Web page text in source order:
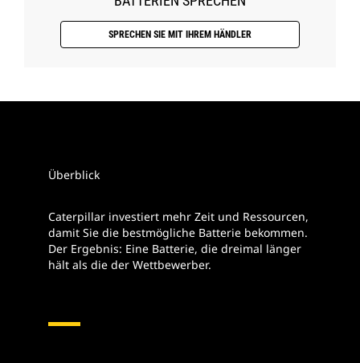
SPRECHEN SIE MIT IHREM HÄNDLER
Überblick
Caterpillar investiert mehr Zeit und Ressourcen,
damit Sie die bestmögliche Batterie bekommen.
Der Ergebnis: Eine Batterie, die dreimal länger
hält als die der Wettbewerber.